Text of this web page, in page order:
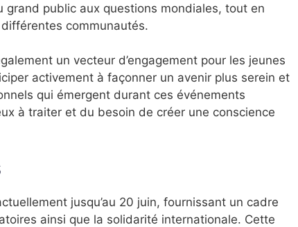
public aux questions mondiales, tout en
communautés.
un vecteur d’engagement pour les jeunes
activement à façonner un avenir plus serein et
qui émergent durant ces événements
à traiter et du besoin de créer une conscience
jusqu’au 20 juin, fournissant un cadre
ainsi que la solidarité internationale. Cette